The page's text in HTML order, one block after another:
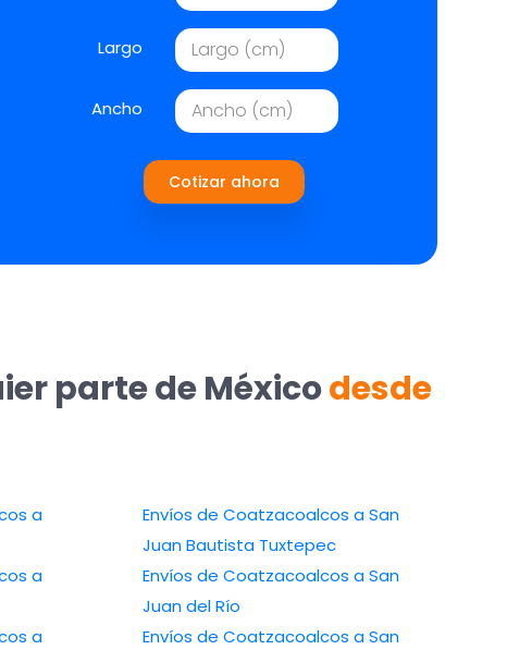
Largo
Ancho
Cotizar ahora
parte de Méxicodesde
a
a
a
Envíos de Coatzacoalcos a San
Juan Bautista Tuxtepec
Envíos de Coatzacoalcos a San
Juan del Río
Envíos de Coatzacoalcos a San